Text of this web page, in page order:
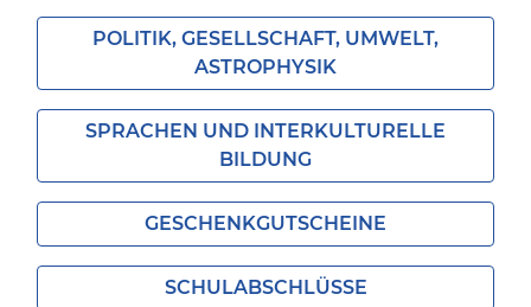
POLITIK, GESELLSCHAFT, UMWELT,
ASTROPHYSIK
SPRACHEN UND INTERKULTURELLE
BILDUNG
GESCHENKGUTSCHEINE
SCHULABSCHLÜSSE